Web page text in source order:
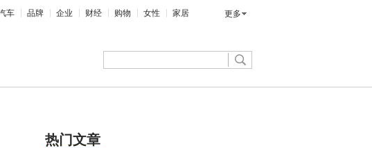
车 品牌 企业 财经 购物 女性 家居 更多
热门文章